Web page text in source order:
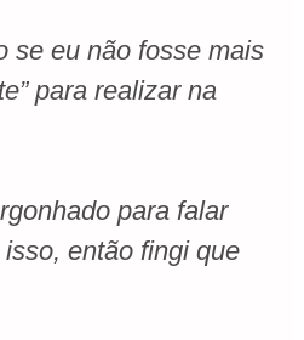
se eu não fosse mais
para realizar na
para falar
então fingi que